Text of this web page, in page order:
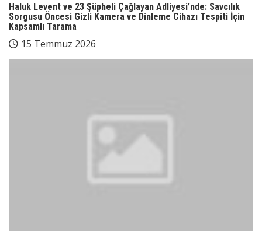
Haluk Levent ve 23 Şüpheli Çağlayan Adliyesi’nde: Savcılık
Sorgusu Öncesi Gizli Kamera ve Dinleme Cihazı Tespiti İçin
Kapsamlı Tarama
15 Temmuz 2026